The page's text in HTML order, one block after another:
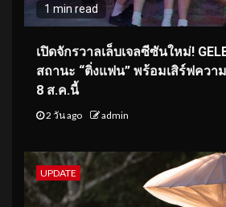
1 min read
เปิดจักรวาลเล็บเจลซีซันใหม่!
สถานะ “ติ่งแฟน” พร้อมเสิร์ฟควา
8 ส.ค.นี้
2 วัน ago admin
UPDATE